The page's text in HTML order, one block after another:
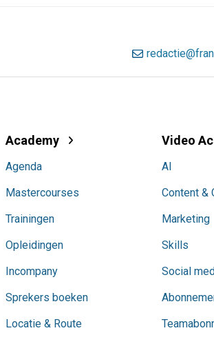
Academy
Agenda
Mastercourses
Trainingen
Opleidingen
Incompany
Sprekers boeken
Locatie & Route
Video
AI
Content &
Marketing
Skills
Social